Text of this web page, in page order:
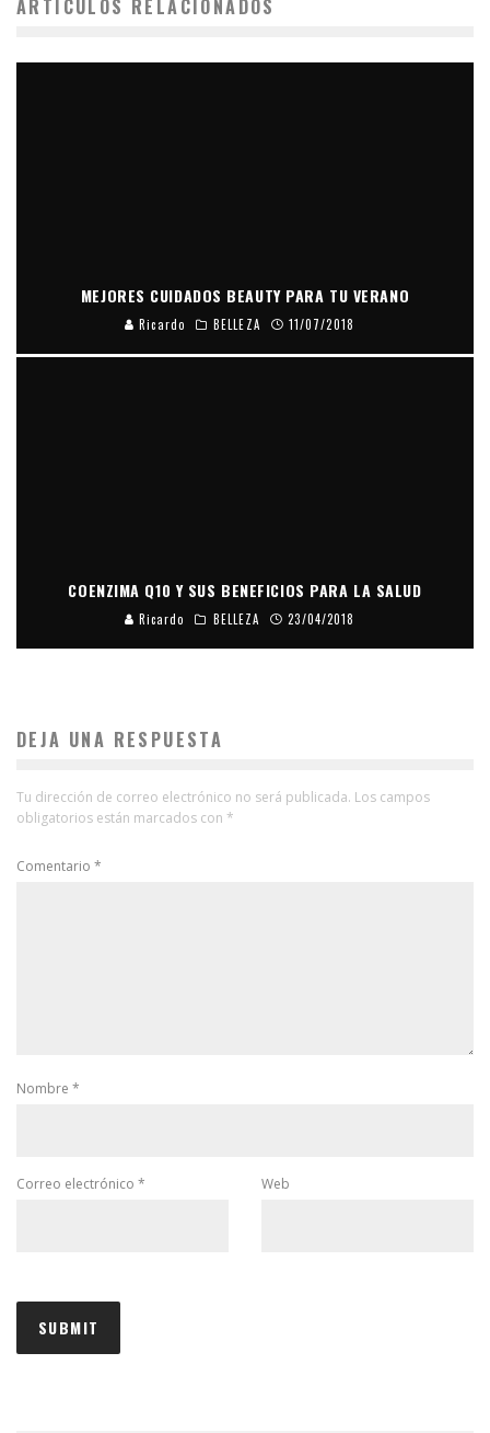
ARTÍCULOS RELACIONADOS
MEJORES CUIDADOS BEAUTY PARA TU VERANO
Ricardo BELLEZA 11/07/2018
COENZIMA Q10 Y SUS BENEFICIOS PARA LA SALUD
Ricardo BELLEZA 23/04/2018
DEJA UNA RESPUESTA
Tu dirección de correo electrónico no será publicada. Los campos
obligatorios están marcados con *
Comentario *
Nombre *
Correo electrónico * Web